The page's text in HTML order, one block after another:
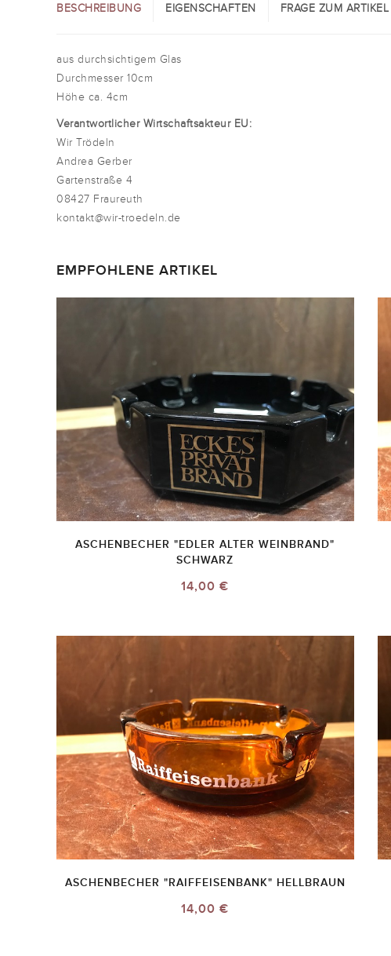
BESCHREIBUNG EIGENSCHAFTEN FRAGE ZUM ARTIKEL
aus durchsichtigem Glas
Durchmesser 10cm
Höhe ca. 4cm
Verantwortlicher Wirtschaftsakteur EU:
Wir Trödeln
Andrea Gerber
Gartenstraße 4
08427 Fraureuth
kontakt@wir-troedeln.de
EMPFOHLENE ARTIKEL
ASCHENBECHER "EDLER ALTER WEINBRAND"
SCHWARZ
14,00 €
ASCHENBECHER "RAIFFEISENBANK" HELLBRAUN
14,00 €